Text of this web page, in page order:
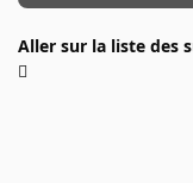
Aller sur la liste des